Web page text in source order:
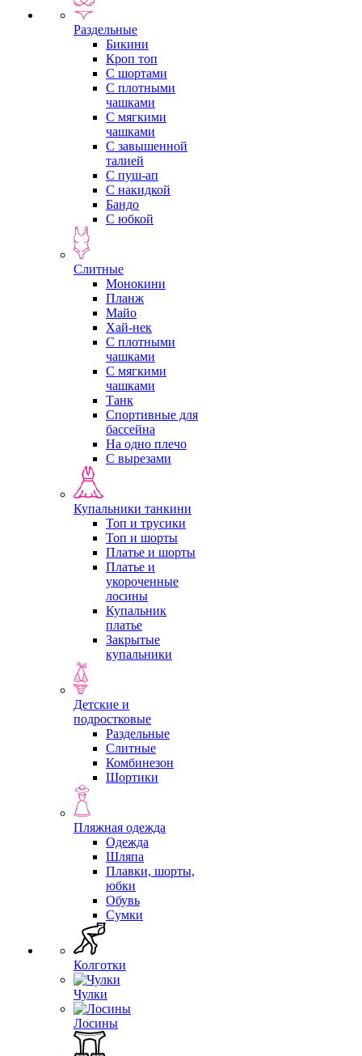
Раздельные
Бикини
Кроп топ
С шортами
С плотными
чашками
С мягкими
чашками
С завышенной
талией
С пуш-ап
С накидкой
Бандо
С юбкой
Слитные
Монокини
Планж
Майо
Хай-нек
С плотными
чашками
С мягкими
чашками
Танк
Спортивные для
бассейна
На одно плечо
С вырезами
Купальники танкини
Топ и трусики
Топ и шорты
Платье и шорты
Платье и
укороченные
лосины
Купальник
платье
Закрытые
купальники
Детские и
подростковые
Раздельные
Слитные
Комбинезон
Шортики
Пляжная одежда
Одежда
Шляпа
Плавки, шорты,
юбки
Обувь
Сумки
Колготки
Чулки
Лосины